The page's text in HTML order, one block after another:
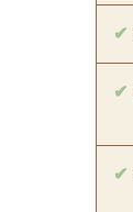
✔
✔
✔